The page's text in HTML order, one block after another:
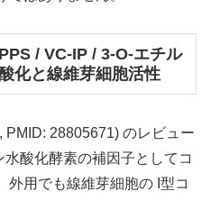
/ VC-IP / 3-O-エチル
化と線維芽細胞活性
, PMID: 28805671) のレビュー
酸化酵素の補因子としてコ
外用でも線維芽細胞の I型コ